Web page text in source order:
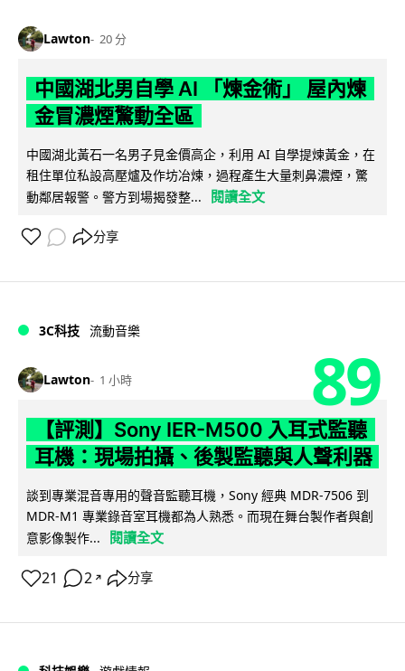
Lawton 20 分
中國湖北男自學 AI 「煉金術」 屋內煉
金冒濃煙驚動全區
中國湖北黃石一名男子見金價高企，利用 AI 自學提煉黃金，在
租住單位私設高壓爐及作坊冶煉，過程產生大量刺鼻濃煙，驚
動鄰居報警。警方到場揭發整...
閱讀全文
分享
3C科技 流動音樂
Lawton 1 小時 89
【評測】Sony IER-M500 入耳式監聽
耳機：現場拍攝、後製監聽與人聲利器
談到專業混音專用的聲音監聽耳機，Sony 經典 MDR-7506 到
MDR-M1 專業錄音室耳機都為人熟悉。而現在舞台製作者與創
意影像製作...
閱讀全文
21 2 ↗ 分享